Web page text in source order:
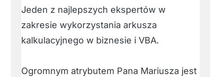
Jeden z najlepszych ekspertów w
zakresie wykorzystania arkusza
kalkulacyjnego w biznesie i VBA.
Ogromnym atrybutem Pana Mariusza jest